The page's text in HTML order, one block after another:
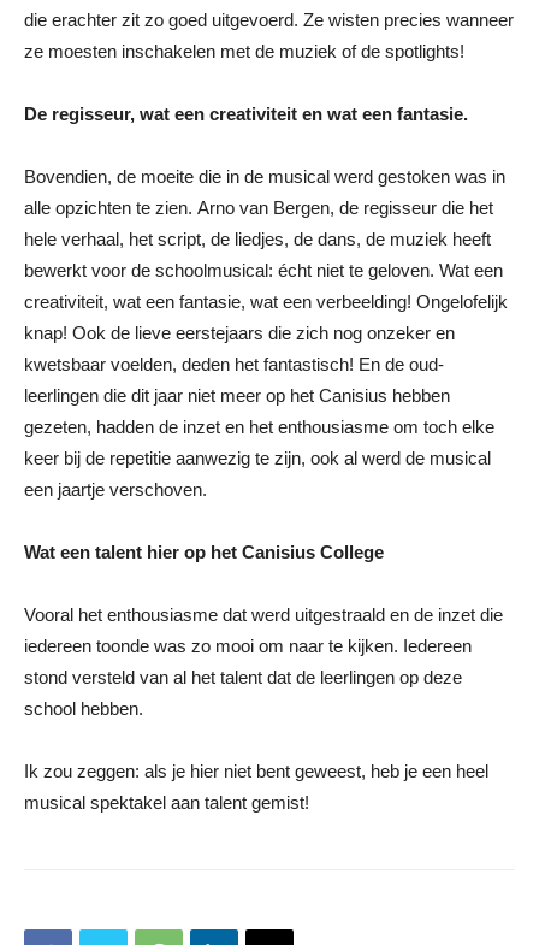
die erachter zit zo goed uitgevoerd. Ze wisten precies wanneer
ze moesten inschakelen met de muziek of de spotlights!
De regisseur, wat een creativiteit en wat een fantasie.
Bovendien, de moeite die in de musical werd gestoken was in
alle opzichten te zien. Arno van Bergen, de regisseur die het
hele verhaal, het script, de liedjes, de dans, de muziek heeft
bewerkt voor de schoolmusical: écht niet te geloven. Wat een
creativiteit, wat een fantasie, wat een verbeelding! Ongelofelijk
knap! Ook de lieve eerstejaars die zich nog onzeker en
kwetsbaar voelden, deden het fantastisch! En de oud-
leerlingen die dit jaar niet meer op het Canisius hebben
gezeten, hadden de inzet en het enthousiasme om toch elke
keer bij de repetitie aanwezig te zijn, ook al werd de musical
een jaartje verschoven.
Wat een talent hier op het Canisius College
Vooral het enthousiasme dat werd uitgestraald en de inzet die
iedereen toonde was zo mooi om naar te kijken. Iedereen
stond versteld van al het talent dat de leerlingen op deze
school hebben.
Ik zou zeggen: als je hier niet bent geweest, heb je een heel
musical spektakel aan talent gemist!